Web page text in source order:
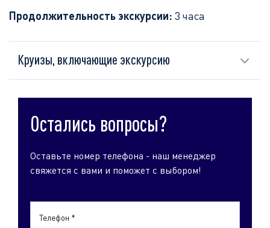
Продолжительность экскурсии: 3 часа
Круизы, включающие экскурсию
Остались вопросы?
Оставьте номер телефона - наш менеджер
свяжется с вами и поможет с выбором!
Телефон *